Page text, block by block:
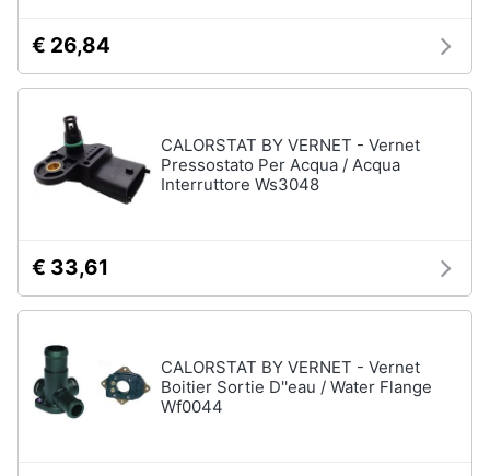
€ 26,84
CALORSTAT BY VERNET - Vernet
Pressostato Per Acqua / Acqua
Interruttore Ws3048
€ 33,61
CALORSTAT BY VERNET - Vernet
Boitier Sortie D''eau / Water Flange
Wf0044